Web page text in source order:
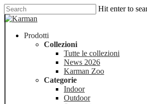
Skip
to
content
Hit enter to
Close
Menu
Prodotti
Collezioni
Tutte le collezioni
News 2026
Karman Zoo
Categorie
Indoor
Outdoor